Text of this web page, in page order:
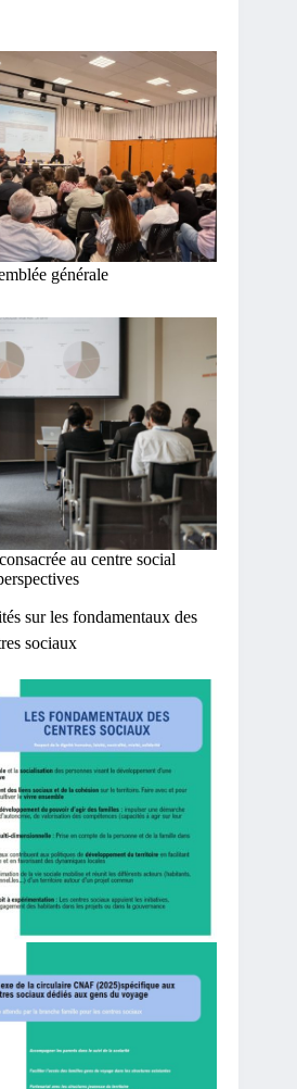
générale
au centre social
sur les fondamentaux des
sociaux